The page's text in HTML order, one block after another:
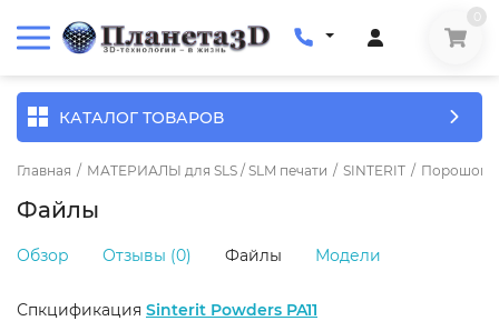
КАТАЛОГ ТОВАРОВ
Главная / МАТЕРИАЛЫ для SLS / SLM печати / SINTERIT / Порошок
Файлы
Обзор Отзывы (0) Файлы Модели
Спкцификация Sinterit Powders PA11